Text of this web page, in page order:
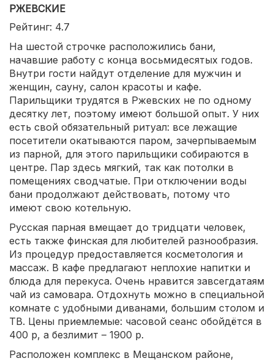
РЖЕВСКИЕ
Рейтинг: 4.7
На шестой строчке расположились бани,
начавшие работу с конца восьмидесятых годов.
Внутри гости найдут отделение для мужчин и
женщин, сауну, салон красоты и кафе.
Парильщики трудятся в Ржевских не по одному
десятку лет, поэтому имеют большой опыт. У них
есть свой обязательный ритуал: все лежащие
посетители окатываются паром, зачерпываемым
из парной, для этого парильщики собираются в
центре. Пар здесь мягкий, так как потолки в
помещениях сводчатые. При отключении воды
бани продолжают действовать, потому что
имеют свою котельную.
Русская парная вмещает до тридцати человек,
есть также финская для любителей разнообразия.
Из процедур предоставляется косметология и
массаж. В кафе предлагают неплохие напитки и
блюда для перекуса. Очень нравится завсегдатаям
чай из самовара. Отдохнуть можно в специальной
комнате с удобными диванами, большим столом и
ТВ. Цены приемлемые: часовой сеанс обойдётся в
400 р, а безлимит – 1900 р.
Расположен комплекс в Мещанском районе,